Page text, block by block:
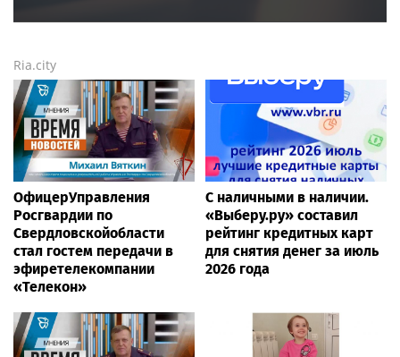
Ria.city
ОфицерУправления
Росгвардии по
Свердловскойобласти
стал гостем передачи в
эфиретелекомпании
«Телекон»
С наличными в наличии.
«Выберу.ру» составил
рейтинг кредитных карт
для снятия денег за июль
2026 года